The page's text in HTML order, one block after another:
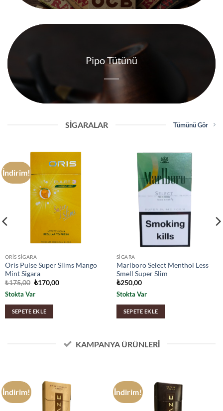
Pipo Tütünü
SIGARALAR Tümünü Gör
İndirim!
ORIS SIGARA
Oris Pulse Super Slims Mango
Mint Sigara
₺175,00 Orijinal
₺175,00.
₺170,00Şu
Stokta Var
SEPETE EKLE
SIGARA
Marlboro Select Menthol Less
Smell Super Slim
₺250,00
Stokta Var
SEPETE EKLE
KAMPANYA ÜRÜNLERİ
İndirim! İndirim!